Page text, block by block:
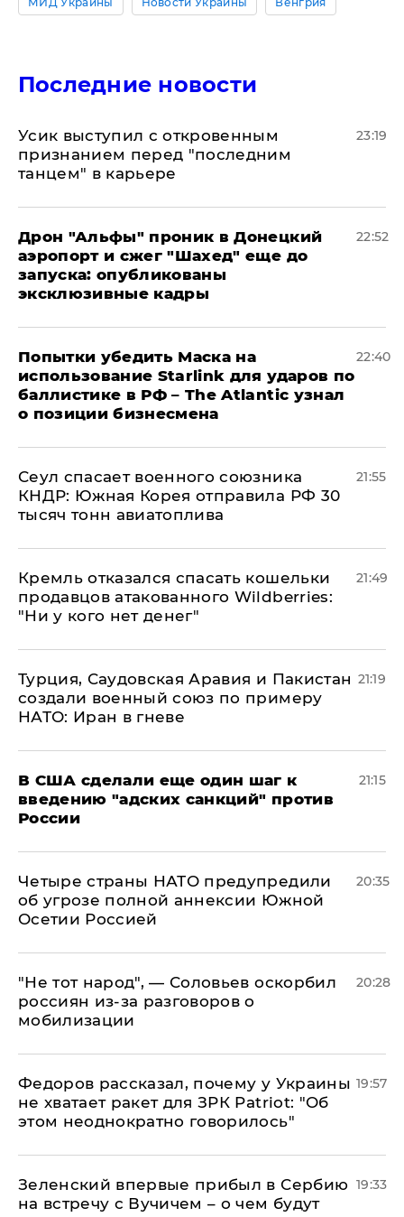
Последние новости
Усик выступил с откровенным
признанием перед "последним
танцем" в карьере
23:19
Дрон "Альфы" проник в Донецкий
аэропорт и сжег "Шахед" еще до
запуска: опубликованы
эксклюзивные кадры
22:52
Попытки убедить Маска на
использование Starlink для ударов по
баллистике в РФ – The Atlantic узнал
о позиции бизнесмена
22:40
​Сеул спасает военного союзника
КНДР: Южная Корея отправила РФ 30
тысяч тонн авиатоплива
21:55
Кремль отказался спасать кошельки
продавцов атакованного Wildberries:
"Ни у кого нет денег"
21:49
Турция, Саудовская Аравия и Пакистан
создали военный союз по примеру
НАТО: Иран в гневе
21:19
В США сделали еще один шаг к
введению "адских санкций" против
России
21:15
Четыре страны НАТО предупредили
об угрозе полной аннексии Южной
Осетии Россией
20:35
​"Не тот народ", — Соловьев оскорбил
россиян из-за разговоров о
мобилизации
20:28
Федоров рассказал, почему у Украины
не хватает ракет для ЗРК Patriot: "Об
этом неоднократно говорилось"
19:57
Зеленский впервые прибыл в Сербию
на встречу с Вучичем – о чем будут
19:33